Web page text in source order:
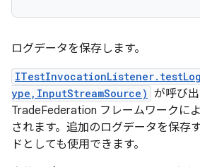
ログデータを保存します。
ype,InputStreamSource) が呼び出
TradeFederation フレームワークに
されます。追加のログデータを保存
ドとしても使用できます。